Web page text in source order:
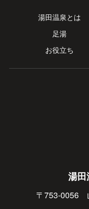
湯田温泉とは
足湯
お役立ち
湯
〒753-0056